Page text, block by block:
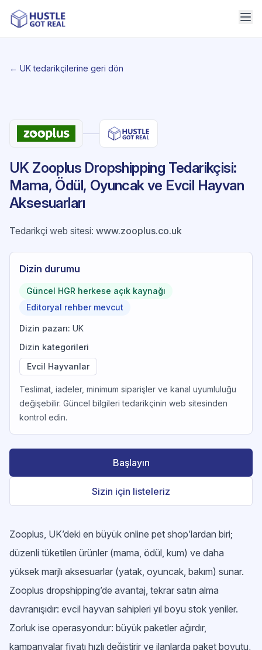
← UK tedarikçilerine geri dön
UK Zooplus Dropshipping Tedarikçisi:
Mama, Ödül, Oyuncak ve Evcil Hayvan
Aksesuarları
Tedarikçi web sitesi: www.zooplus.co.uk
Dizin durumu
Güncel HGR herkese açık kaynağı
Editoryal rehber mevcut
Dizin pazarı: UK
Dizin kategorileri
Evcil Hayvanlar
Teslimat, iadeler, minimum siparişler ve kanal uyumluluğu
değişebilir. Güncel bilgileri tedarikçinin web sitesinden
kontrol edin.
Başlayın
Sizin için listeleriz
Zooplus, UK’deki en büyük online pet shop’lardan biri;
düzenli tüketilen ürünler (mama, ödül, kum) ve daha
yüksek marjlı aksesuarlar (yatak, oyuncak, bakım) sunar.
Zooplus dropshipping’de avantaj, tekrar satın alma
davranışıdır: evcil hayvan sahipleri yıl boyu stok yeniler.
Zorluk ise operasyondur: büyük paketler ağırdır,
kampanyalar fiyatı hızlı değiştirir ve ilanlarda paket boyutu,